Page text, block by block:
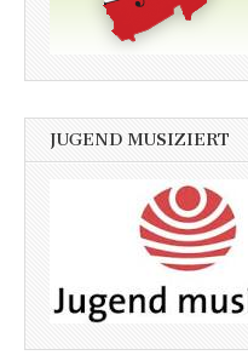
JUGEND MUSIZIERT